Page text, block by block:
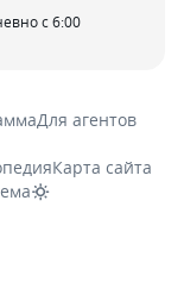
с 6:00
Для агентов
Карта сайта